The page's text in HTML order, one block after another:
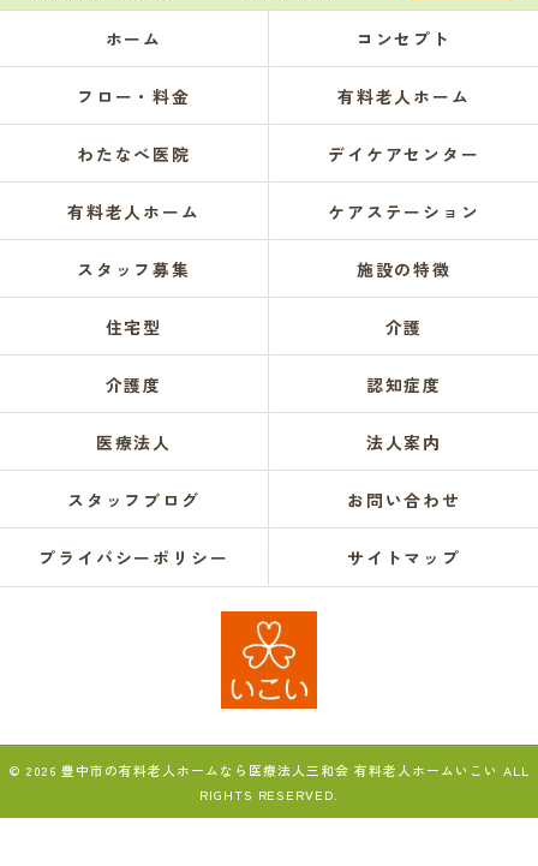
ホーム コンセプト
フロー・料金 有料老人ホーム
わたなべ医院 デイケアセンター
有料老人ホーム ケアステーション
スタッフ募集 施設の特徴
住宅型 介護
介護度 認知症度
医療法人 法人案内
スタッフブログ お問い合わせ
プライバシーポリシー サイトマップ
© 2026 豊中市の有料老人ホームなら医療法人三和会 有料老人ホームいこい ALL
RIGHTS RESERVED.